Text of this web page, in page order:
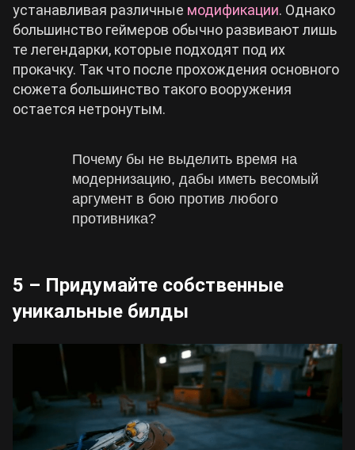
устанавливая различные модификации. Однако
большинство геймеров обычно развивают лишь
те легендарки, которые подходят под их
прокачку. Так что после прохождения основного
сюжета большинство такого вооружения
остается нетронутым.
Почему бы не выделить время на
модернизацию, дабы иметь весомый
аргумент в бою против любого
противника?
5 – Придумайте собственные
уникальные билды